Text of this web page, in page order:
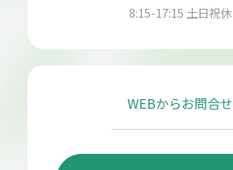
8:15-17:15 土日祝休
WEBからお問合せ